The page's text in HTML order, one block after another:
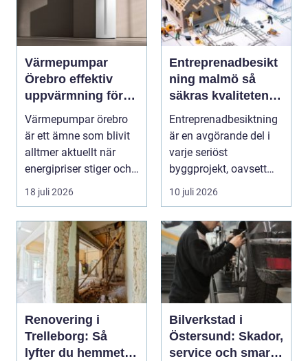
Värmepumpar
Örebro effektiv
uppvärmning för
hus och fastigheter
Värmepumpar örebro
är ett ämne som blivit
alltmer aktuellt när
energipriser stiger och
fler vill sän...
18 juli 2026
Entreprenadbesikt
ning malmö så
säkras kvaliteten i
byggprojekt
Entreprenadbesiktning
är en avgörande del i
varje seriöst
byggprojekt, oavsett
om det handlar om en
10 juli 2026
Renovering i
Trelleborg: Så
lyfter du hemmet
Bilverkstad i
Östersund: Skador,
service och smarta